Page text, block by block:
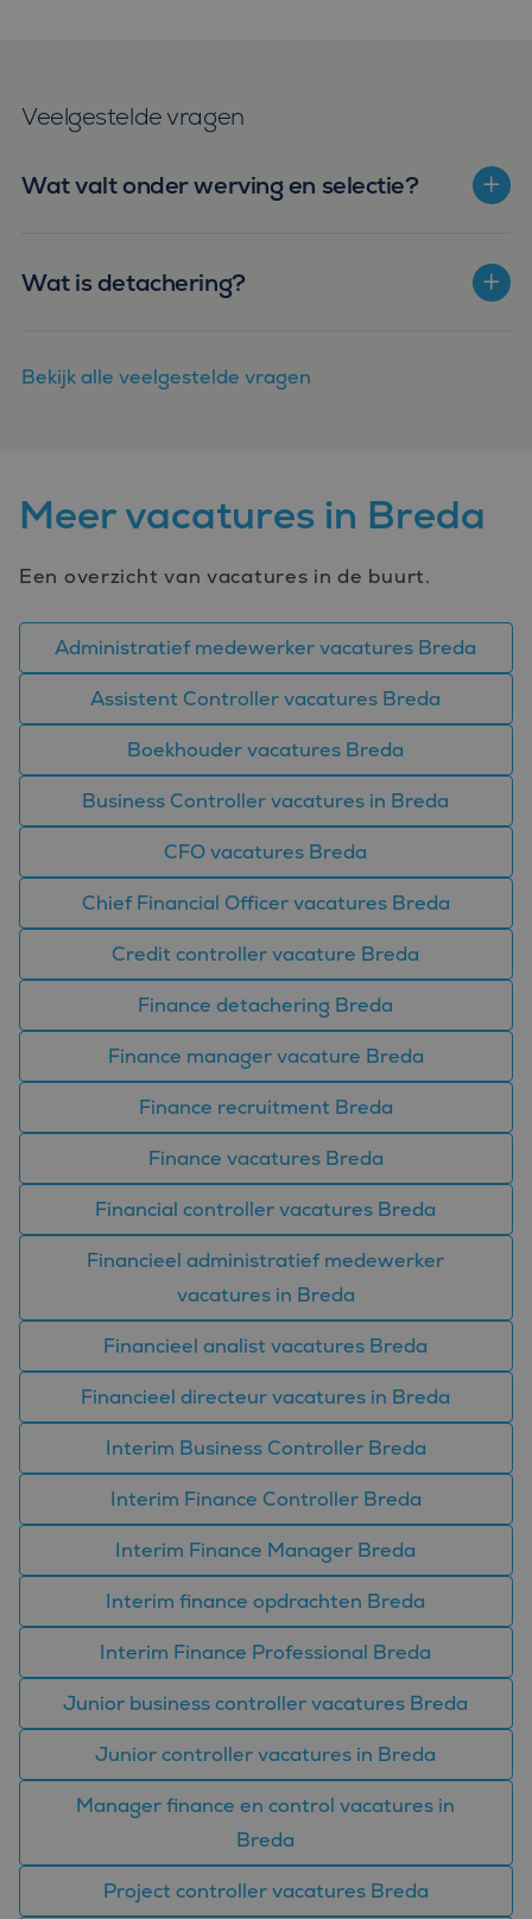
Veelgestelde vragen
Wat valt onder werving en selectie?
Wat is detachering?
Bekijk alle veelgestelde vragen
Meer vacatures in Breda
Een overzicht van vacatures in de buurt.
Administratief medewerker vacatures Breda
Assistent Controller vacatures Breda
Boekhouder vacatures Breda
Business Controller vacatures in Breda
CFO vacatures Breda
Chief Financial Officer vacatures Breda
Credit controller vacature Breda
Finance detachering Breda
Finance manager vacature Breda
Finance recruitment Breda
Finance vacatures Breda
Financial controller vacatures Breda
Financieel administratief medewerker
vacatures in Breda
Financieel analist vacatures Breda
Financieel directeur vacatures in Breda
Interim Business Controller Breda
Interim Finance Controller Breda
Interim Finance Manager Breda
Interim finance opdrachten Breda
Interim Finance Professional Breda
Junior business controller vacatures Breda
Junior controller vacatures in Breda
Manager finance en control vacatures in
Breda
Project controller vacatures Breda